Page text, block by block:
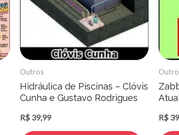
Outros
Hidráulica de Piscinas – Clóvis
Cunha e Gustavo Rodrigues
R$ 39,99 R$